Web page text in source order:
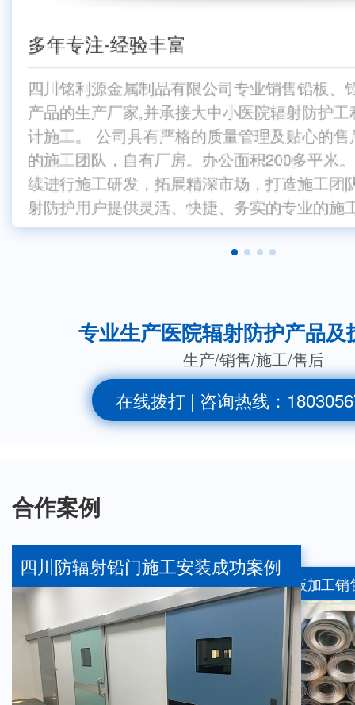
04
响应及时，能迅速解决客户的问题；售后拥
跟踪指导服务；合作客户均可享受维修、配
多年专注-经验丰富
四川铭利源金属制品有限公司专业销售铅板、
产品的生产厂家,并承接大中小医院辐射防护
计施工。 公司具有严格的质量管理及贴心的
的施工团队，自有厂房。办公面积200多平米
续进行施工研发，拓展精深市场，打造施工团
射防护用户提供灵活、快捷、务实的专业的施
02
产品通过多方位实验考核；具有专业的质量
验合格报告；严格按照施工流程，规章制度
短，交付快；镀锌层、富锌磷化层、静电涂
效，锌钢防护栏在恶劣环境下一般
03
要求团队对客户服务质量不打折扣，多年的
户服务经验，通过考核淘汰服务意识不到位
计团队不偷材料、不少工序、不合格不出厂
节的处理，对产品的性能进行检测，可根据
04
响应及时，能迅速解决客户的问题；售后拥
跟踪指导服务；合作客户均可享受维修、配
01
四川铭利源金属制品有限公司专业销售铅板
产品的生产厂家,并承接大中小医院辐射防护
计施工。 公司具有严格的质量管理及贴心的
的施工团队，自有厂房。办公面积200多平
续进行施工研发，拓展精深市场，打造施工
射防护用户提供灵活、快捷、务实
专业生产医院辐射防护产品及
生产/销售/施工/售后
在线拨打 | 咨询热线：
合作案例
成功案例
四川防辐射铅门施工安装成功案例
四川防辐射铅板加工销
四川
四川防辐射铅门施